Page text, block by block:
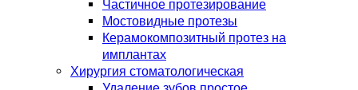
Частичное протезирование
Мостовидные протезы
Керамокомпозитный протез на
имплантах
Хирургия стоматологическая